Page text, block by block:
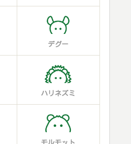
デグー
ハリネズミ
モルモット